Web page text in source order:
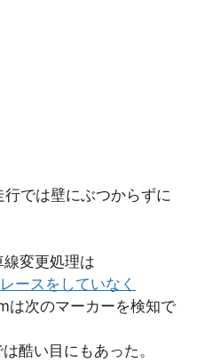
では壁にぶつからずに
変更処理は
ースをしていなく
は次のマーカーを検知で
は酷い目にもあった。